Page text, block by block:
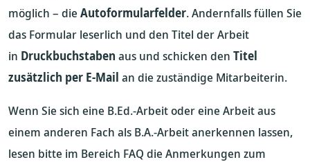
möglich – die Autoformularfelder. Andernfalls füllen Sie
das Formular leserlich und den Titel der Arbeit
in Druckbuchstaben aus und schicken den Titel
zusätzlich per E-Mail an die zuständige Mitarbeiterin.
Wenn Sie sich eine B.Ed.-Arbeit oder eine Arbeit aus
einem anderen Fach als B.A.-Arbeit anerkennen lassen,
lesen bitte im Bereich FAQ die Anmerkungen zum